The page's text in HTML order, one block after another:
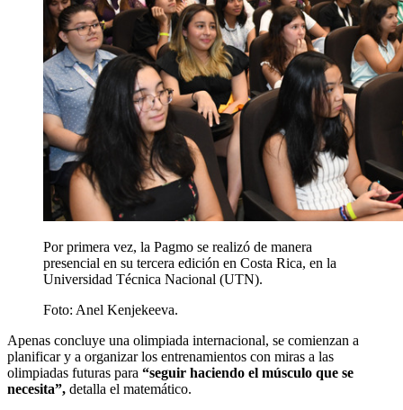
Por primera vez, la Pagmo se realizó de manera
presencial en su tercera edición en Costa Rica, en la
Universidad Técnica Nacional (UTN).
Foto: Anel Kenjekeeva.
Apenas concluye una olimpiada internacional, se comienzan a
planificar y a organizar los entrenamientos con miras a las
olimpiadas futuras para “seguir haciendo el músculo que se
necesita”, detalla el matemático.